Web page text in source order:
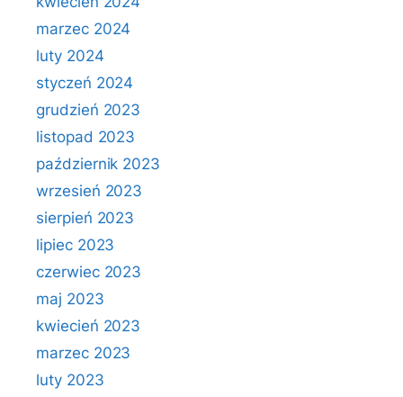
marzec 2024
luty 2024
styczeń 2024
grudzień 2023
listopad 2023
październik 2023
wrzesień 2023
sierpień 2023
lipiec 2023
czerwiec 2023
maj 2023
kwiecień 2023
marzec 2023
luty 2023